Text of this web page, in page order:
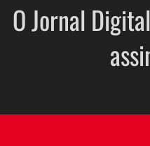
O Jornal